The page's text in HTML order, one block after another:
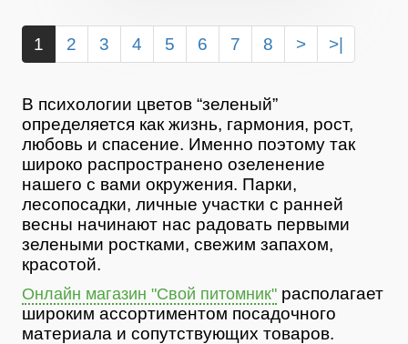
1 2 3 4 5 6 7 8 > >|
В психологии цветов “зеленый”
определяется как жизнь, гармония, рост,
любовь и спасение. Именно поэтому так
широко распространено озеленение
нашего с вами окружения. Парки,
лесопосадки, личные участки с ранней
весны начинают нас радовать первыми
зелеными ростками, свежим запахом,
красотой.
Онлайн магазин "Свой питомник" располагает
широким ассортиментом посадочного
материала и сопутствующих товаров.